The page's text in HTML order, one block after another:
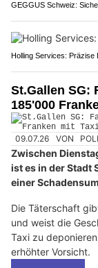
GEGGUS Schweiz:
Holling Services:
St.Gallen SG:
185'000
09.07.26 VON
Zwischen
ist es in der Stadt
einer
Die Täterschaft
und weist die
Taxi zu
erhöhter Vorsicht.